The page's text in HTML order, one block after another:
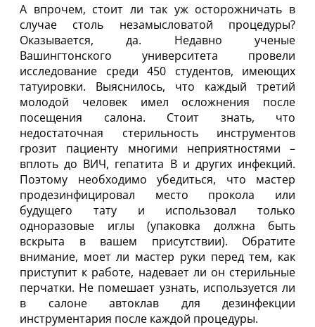
А впрочем, стоит ли так уж осторожничать в
случае столь незамысловатой процедуры?
Оказывается, да. Недавно ученые
Вашингтонского университета провели
исследование среди 450 студентов, имеющих
татуировки. Выяснилось, что каждый третий
молодой человек имел осложнения после
посещения салона. Стоит знать, что
недостаточная стерильность инструментов
грозит пациенту многими неприятностями –
вплоть до ВИЧ, гепатита В и других инфекций.
Поэтому необходимо убедиться, что мастер
продезинфицировал место прокола или
будущего тату и использовал только
одноразовые иглы (упаковка должна быть
вскрыта в вашем присутствии). Обратите
внимание, моет ли мастер руки перед тем, как
приступит к работе, надевает ли он стерильные
перчатки. Не помешает узнать, используется ли
в салоне автоклав для дезинфекции
инструментария после каждой процедуры.